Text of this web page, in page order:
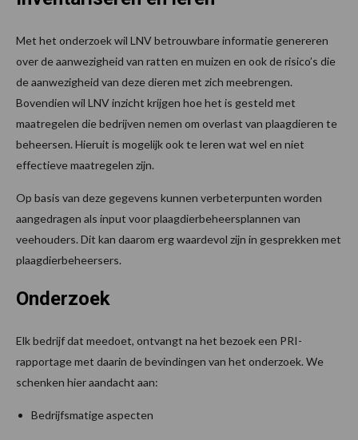
Met het onderzoek wil LNV betrouwbare informatie genereren
over de aanwezigheid van ratten en muizen en ook de risico’s die
de aanwezigheid van deze dieren met zich meebrengen.
Bovendien wil LNV inzicht krijgen hoe het is gesteld met
maatregelen die bedrijven nemen om overlast van plaagdieren te
beheersen. Hieruit is mogelijk ook te leren wat wel en niet
effectieve maatregelen zijn.
Op basis van deze gegevens kunnen verbeterpunten worden
aangedragen als input voor plaagdierbeheersplannen van
veehouders. Dit kan daarom erg waardevol zijn in gesprekken met
plaagdierbeheersers.
Onderzoek
Elk bedrijf dat meedoet, ontvangt na het bezoek een PRI-
rapportage met daarin de bevindingen van het onderzoek. We
schenken hier aandacht aan:
Bedrijfsmatige aspecten